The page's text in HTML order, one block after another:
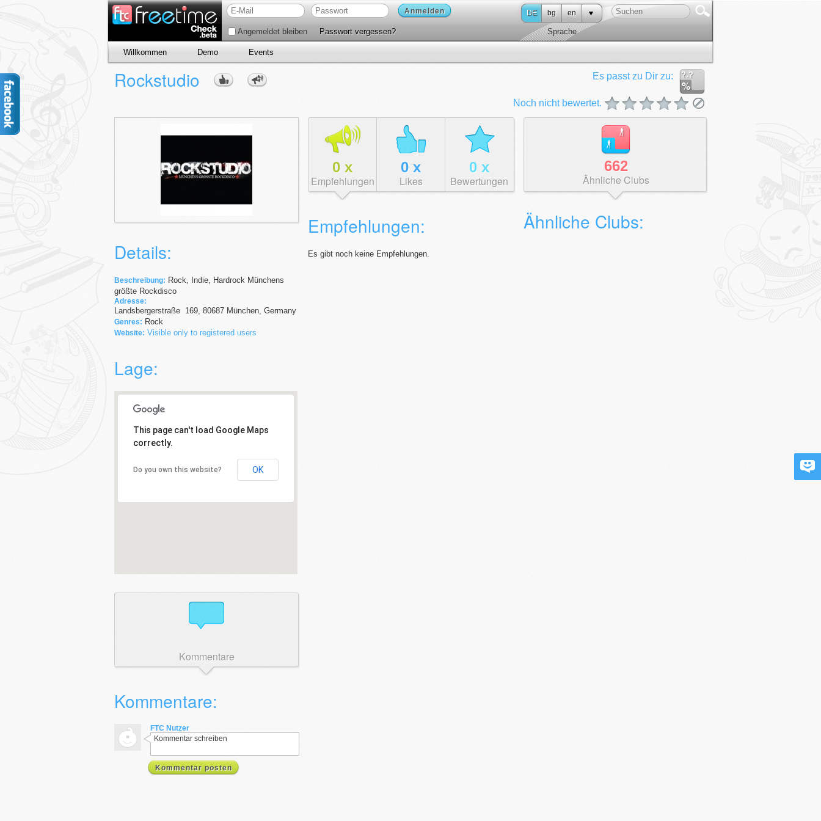
Anmelden
Angemeldet bleiben Passwort vergessen?
DE bg en
Sprache
Willkommen Demo Events
?.?
Es passt zu Dir zu:
Noch nicht bewertet.
Rockstudio
Details:
Beschreibung: Rock, Indie, Hardrock Münchens
größte Rockdisco
Adresse:
Landsbergerstraße 169, 80687 München, Germany
Genres: Rock
Website: Visible only to registered users
Lage:
This page can't load Google Maps
correctly.
Do you own this website? OK
Kommentare
Kommentare:
FTC Nutzer
Kommentar schreiben
Kommentar posten
0 x
Empfehlungen
0 x
Likes
0 x
Bewertungen
Empfehlungen:
Es gibt noch keine Empfehlungen.
662
Ähnliche Clubs
Ähnliche Clubs: